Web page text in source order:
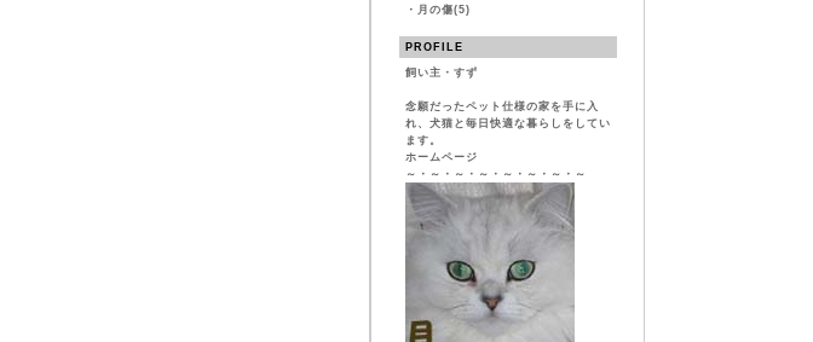
・ 月の傷(5)
PROFILE
飼い主・すず
念願だったペット仕様の家を手に入
れ、犬猫と毎日快適な暮らしをしてい
ます。
ホームページ
～・～・～・～・～・～・～・～